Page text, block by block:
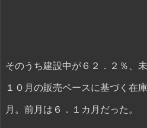
そのうち建設中が６２．２％、
１０月の販売ペースに基づく在
月。前月は６．１カ月だった。